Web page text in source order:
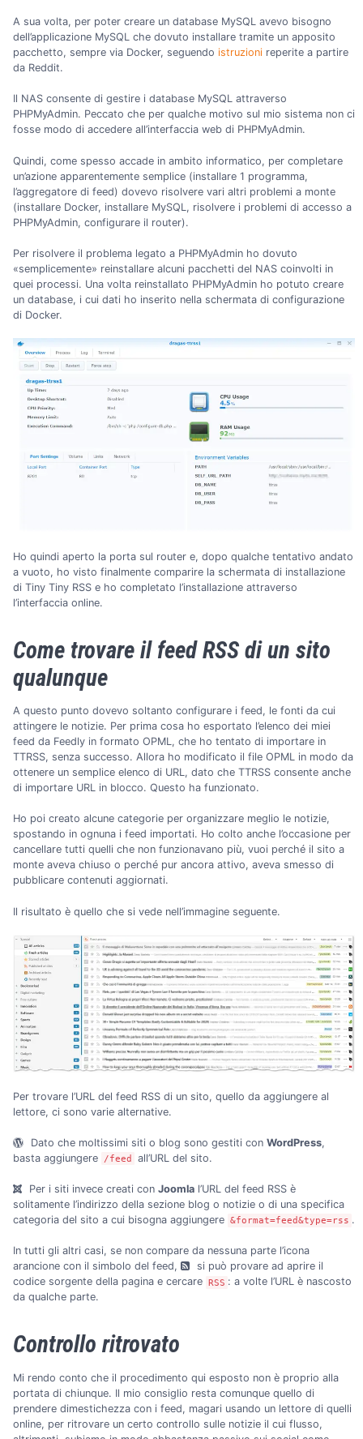
A sua volta, per poter creare un database MySQL avevo bisogno
dell’applicazione MySQL che dovuto installare tramite un apposito
pacchetto, sempre via Docker, seguendo istruzioni reperite a partire
da Reddit.
Il NAS consente di gestire i database MySQL attraverso
PHPMyAdmin. Peccato che per qualche motivo sul mio sistema non ci
fosse modo di accedere all’interfaccia web di PHPMyAdmin.
Quindi, come spesso accade in ambito informatico, per completare
un’azione apparentemente semplice (installare 1 programma,
l’aggregatore di feed) dovevo risolvere vari altri problemi a monte
(installare Docker, installare MySQL, risolvere i problemi di accesso a
PHPMyAdmin, configurare il router).
Per risolvere il problema legato a PHPMyAdmin ho dovuto
«semplicemente» reinstallare alcuni pacchetti del NAS coinvolti in
quei processi. Una volta reinstallato PHPMyAdmin ho potuto creare
un database, i cui dati ho inserito nella schermata di configurazione
di Docker.
Ho quindi aperto la porta sul router e, dopo qualche tentativo andato
a vuoto, ho visto finalmente comparire la schermata di installazione
di Tiny Tiny RSS e ho completato l’installazione attraverso
l’interfaccia online.
Come trovare il feed RSS di un sito
qualunque
A questo punto dovevo soltanto configurare i feed, le fonti da cui
attingere le notizie. Per prima cosa ho esportato l’elenco dei miei
feed da Feedly in formato OPML, che ho tentato di importare in
TTRSS, senza successo. Allora ho modificato il file OPML in modo da
ottenere un semplice elenco di URL, dato che TTRSS consente anche
di importare URL in blocco. Questo ha funzionato.
Ho poi creato alcune categorie per organizzare meglio le notizie,
spostando in ognuna i feed importati. Ho colto anche l’occasione per
cancellare tutti quelli che non funzionavano più, vuoi perché il sito a
monte aveva chiuso o perché pur ancora attivo, aveva smesso di
pubblicare contenuti aggiornati.
Il risultato è quello che si vede nell’immagine seguente.
Per trovare l’URL del feed RSS di un sito, quello da aggiungere al
lettore, ci sono varie alternative.
Dato che moltissimi siti o blog sono gestiti con WordPress,
basta aggiungere
/feed all’URL del sito.
Per i siti invece creati con Joomla l’URL del feed RSS è
solitamente l’indirizzo della sezione blog o notizie o di una specifica
categoria del sito a cui bisogna aggiungere &format=feed&type=rss .
In tutti gli altri casi, se non compare da nessuna parte l’icona
arancione con il simbolo del feed,
si può provare ad aprire il
codice sorgente della pagina e cercare RSS : a volte l’URL è nascosto
da qualche parte.
Controllo ritrovato
Mi rendo conto che il procedimento qui esposto non è proprio alla
portata di chiunque. Il mio consiglio resta comunque quello di
prendere dimestichezza con i feed, magari usando un lettore di quelli
online, per ritrovare un certo controllo sulle notizie il cui flusso,